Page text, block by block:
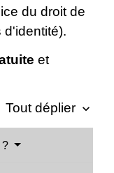
du droit de
et
Tout déplier keyboard_arrow_down
?